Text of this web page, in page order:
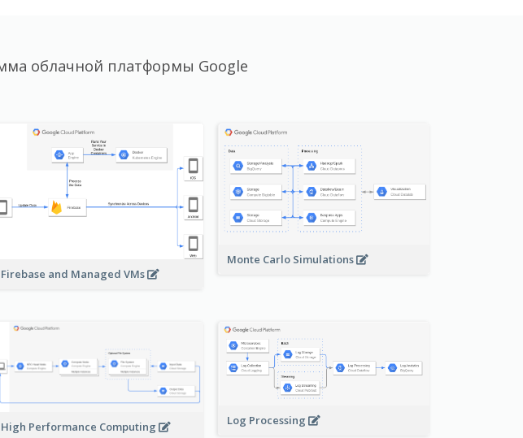
облачной платформы Google
Firebase and Managed VMs
Monte Carlo Simulations
High Performance Computing Log Processing